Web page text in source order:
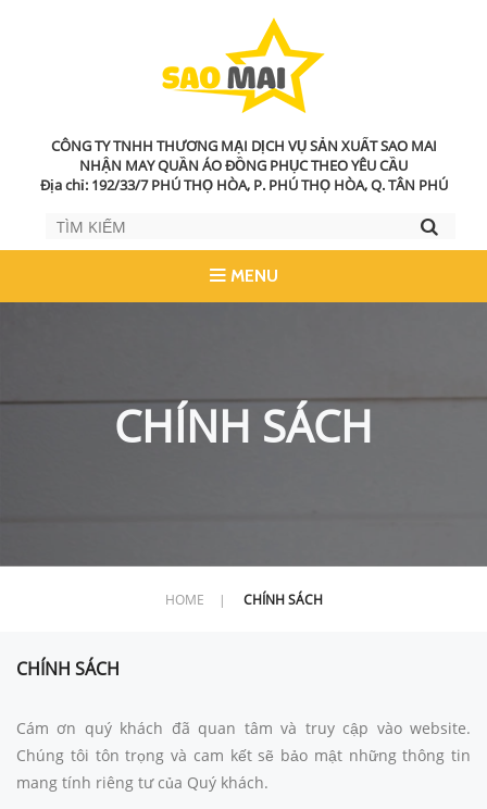
CÔNG TY TNHH THƯƠNG MẠI DỊCH VỤ SẢN XUẤT SAO MAI
NHẬN MAY QUẦN ÁO ĐỒNG PHỤC THEO YÊU CẦU
Địa chỉ: 192/33/7 PHÚ THỌ HÒA, P. PHÚ THỌ HÒA, Q. TÂN PHÚ
MENU
CHÍNH SÁCH
HOME | CHÍNH SÁCH
CHÍNH SÁCH
Cám ơn quý khách đã quan tâm và truy cập vào website.
Chúng tôi tôn trọng và cam kết sẽ bảo mật những thông tin
mang tính riêng tư của Quý khách.